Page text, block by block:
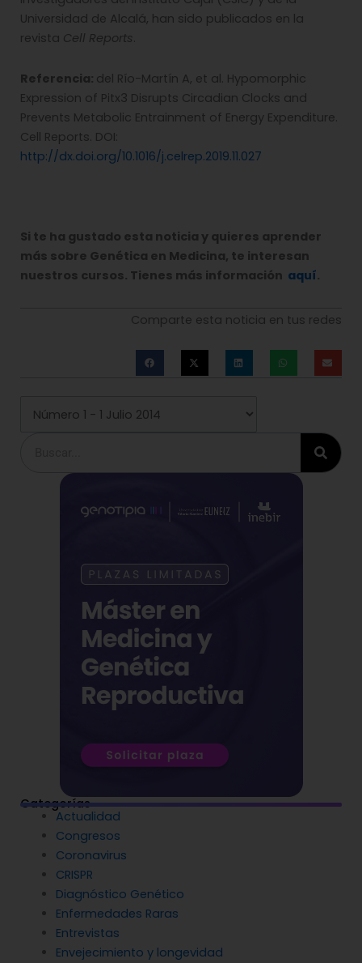
Universidad de Alcalá, han sido publicados en la
revista Cell Reports.
Referencia: del Río-Martín A, et al. Hypomorphic
Expression of Pitx3 Disrupts Circadian Clocks and
Prevents Metabolic Entrainment of Energy Expenditure.
Cell Reports. DOI:
http://dx.doi.org/10.1016/j.celrep.2019.11.027
Si te ha gustado esta noticia y quieres aprender
más sobre Genética en Medicina, te interesan
nuestros cursos. Tienes más información aquí.
Comparte esta noticia en tus redes
Categorías
Actualidad
Congresos
Coronavirus
CRISPR
Diagnóstico Genético
Enfermedades Raras
Entrevistas
Envejecimiento y longevidad